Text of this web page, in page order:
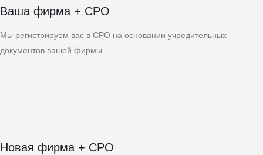
Ваша фирма + СРО
Мы регистрируем вас в СРО на основании учредительных
документов вашей фирмы
Новая фирма + СРО